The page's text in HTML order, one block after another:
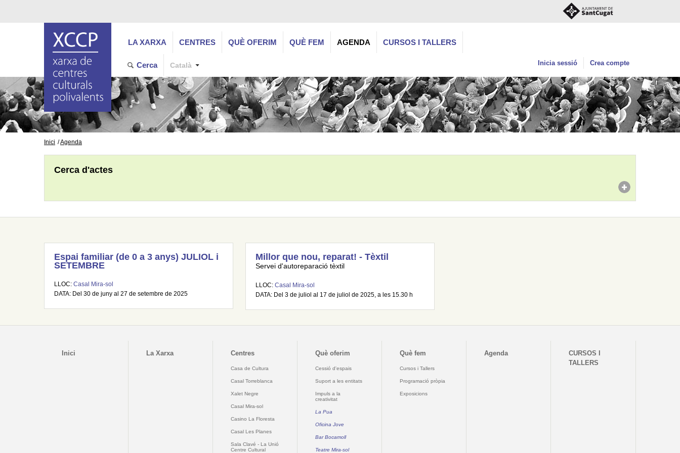
LA XARXA CENTRES QUÈ OFERIM QUÈ FEM AGENDA CURSOS I TALLERS
Cerca Català Inicia sessió Crea compte
Inici Agenda
Cerca d'actes
Espai familiar (de 0 a 3 anys) JULIOL i
SETEMBRE
LLOC: Casal Mira-sol
DATA: Del 30 de juny al 27 de setembre de 2025
Millor que nou, reparat! - Tèxtil
Servei d'autoreparació tèxtil
LLOC: Casal Mira-sol
DATA: Del 3 de juliol al 17 de juliol de 2025, a les 15.30 h
Inici La Xarxa Centres
Casa de Cultura
Casal Torreblanca
Xalet Negre
Casal Mira-sol
Casino La Floresta
Casal Les Planes
Sala Clavé - La Unió
Centre Cultural
Què oferim
Cessió d'espais
Suport a les entitats
Impuls a la
creativitat
La Pua
Oficina Jove
Bar Bocamoll
Teatre Mira-sol
Què fem
Cursos i Tallers
Programació pròpia
Exposicions
Agenda
CURSOS I
TALLERS